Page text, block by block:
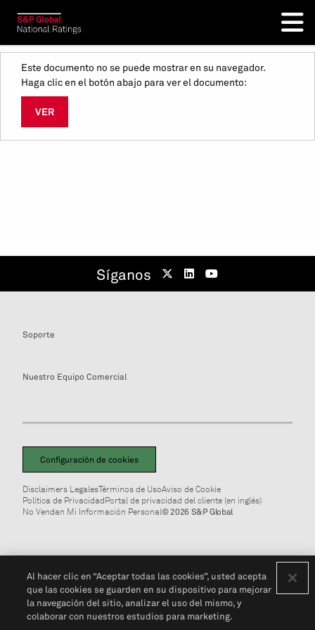
Este documento no se puede mostrar en su navegador.
Haga clic en el botón abajo para ver el documento:
VER
Síganos
Soporte
Nuestro Equipo Comercial
Configuración de cookies
Disclaimers LegalesTérminos de UsoAviso de Cookie
Política de PrivacidadPortal de privacidad del cliente (en inglés)
No Vendan Mi Información Personal© 2026 S&P Global
Al hacer clic en “Aceptar todas las cookies”, usted acepta
que las cookies se guarden en su dispositivo para mejorar
la navegación del sitio, analizar el uso del mismo, y
colaborar con nuestros estudios para marketing.